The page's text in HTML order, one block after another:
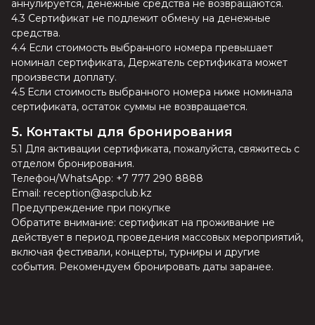
аннулируется, денежные средства не возвращаются.
4.3 Сертификат не подлежит обмену на денежные
средства.
4.4 Если стоимость выбранного номера превышает
номинал сертификата, Держатель сертификата может
произвести доплату.
4.5 Если стоимость выбранного номера ниже номинала
сертификата, остаток суммы не возвращается.
5. Контакты для бронирования
5.1 Для активации сертификата, пожалуйста, свяжитесь с
отделом бронирования.
Телефон/WhatsApp: +7 777 290 8888
Email: reception@aspclub.kz
Предупреждение при покупке
Обратите внимание: сертификат на проживание не
действует в период проведения массовых мероприятий,
включая фестивали, концерты, турниры и другие
события. Рекомендуем бронировать даты заранее.